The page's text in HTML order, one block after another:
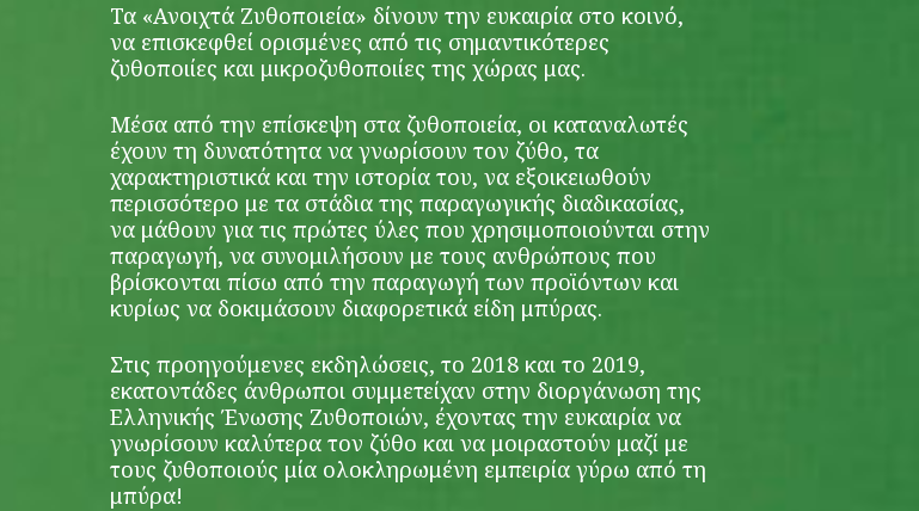
Τα «Ανοιχτά Ζυθοποιεία» δίνουν την ευκαιρία στο κοινό,
να επισκεφθεί ορισμένες από τις σημαντικότερες
ζυθοποιίες και μικροζυθοποιίες της χώρας μας.
Μέσα από την επίσκεψη στα ζυθοποιεία, οι καταναλωτές
έχουν τη δυνατότητα να γνωρίσουν τον ζύθο, τα
χαρακτηριστικά και την ιστορία του, να εξοικειωθούν
περισσότερο με τα στάδια της παραγωγικής διαδικασίας,
να μάθουν για τις πρώτες ύλες που χρησιμοποιούνται στην
παραγωγή, να συνομιλήσουν με τους ανθρώπους που
βρίσκονται πίσω από την παραγωγή των προϊόντων και
κυρίως να δοκιμάσουν διαφορετικά είδη μπύρας.
Στις προηγούμενες εκδηλώσεις, το 2018 και το 2019,
εκατοντάδες άνθρωποι συμμετείχαν στην διοργάνωση της
Ελληνικής Ένωσης Ζυθοποιών, έχοντας την ευκαιρία να
γνωρίσουν καλύτερα τον ζύθο και να μοιραστούν μαζί με
τους ζυθοποιούς μία ολοκληρωμένη εμπειρία γύρω από τη
μπύρα!